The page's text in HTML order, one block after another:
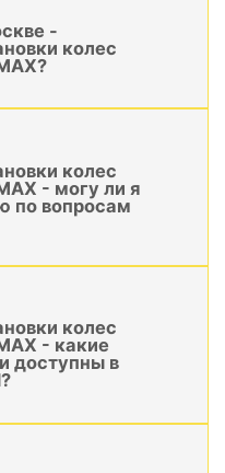
-
колес
колес
- могу ли я
по вопросам
колес
- какие
доступны в